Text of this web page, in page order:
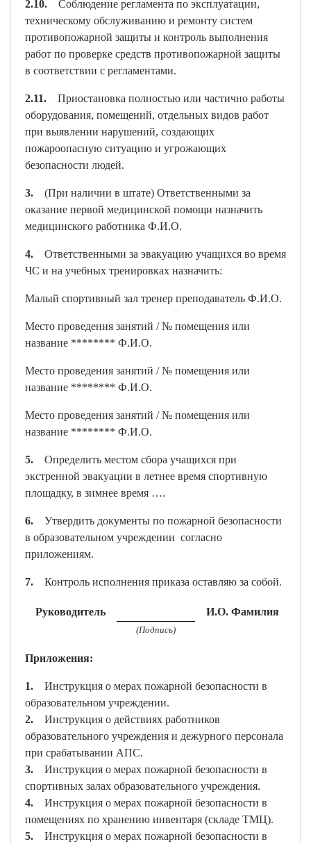
2.10. Соблюдение регламента по эксплуатации,
техническому обслуживанию и ремонту систем
противопожарной защиты и контроль выполнения
работ по проверке средств противопожарной защиты
в соответствии с регламентами.
2.11.
Приостановка полностью или частично работы
оборудования, помещений, отдельных видов работ
при выявлении нарушений, создающих
пожароопасную ситуацию и угрожающих
безопасности людей.
3.
(При наличии в штате) Ответственными за
оказание первой медицинской помощи назначить
медицинского работника Ф.И.О.
4. Ответственными за эвакуацию учащихся во время
ЧС и на учебных тренировках назначить:
Малый спортивный зал тренер преподаватель Ф.И.О.
Место проведения занятий / № помещения или
название ******** Ф.И.О.
Место проведения занятий / № помещения или
название ******** Ф.И.О.
Место проведения занятий / № помещения или
название ******** Ф.И.О.
5. Определить местом сбора учащихся при
экстренной эвакуации в летнее время спортивную
площадку, в зимнее время ….
6. Утвердить документы по пожарной безопасности
в образовательном учреждении согласно
приложениям.
7. Контроль исполнения приказа оставляю за собой.
Руководитель И.О. Фамилия
(Подпись)
Приложения:
1. Инструкция о мерах пожарной безопасности в
образовательном учреждении.
2. Инструкция о действиях работников
образовательного учреждения и дежурного персонала
при срабатывании АПС.
3. Инструкция о мерах пожарной безопасности в
спортивных залах образовательного учреждения.
4. Инструкция о мерах пожарной безопасности в
помещениях по хранению инвентаря (складе ТМЦ).
5. Инструкция о мерах пожарной безопасности в